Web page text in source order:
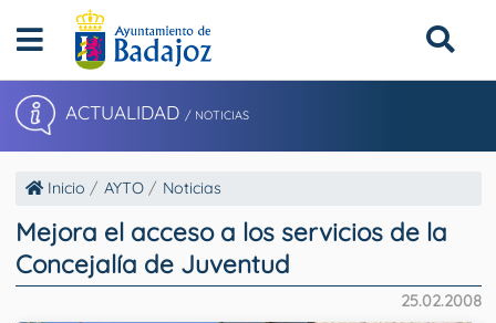
ACTUALIDAD / NOTICIAS
Inicio AYTO Noticias
Mejora el acceso a los servicios de la
Concejalía de Juventud
25.02.2008